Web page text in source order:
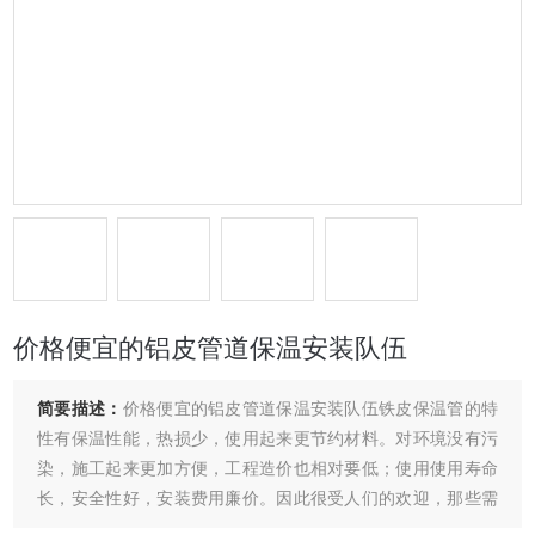
价格便宜的铝皮管道保温安装队伍
简要描述： 价格便宜的铝皮管道保温安装队伍铁皮保温管的特
性有保温性能，热损少，使用起来更节约材料。对环境没有污
染，施工起来更加方便，工程造价也相对要低；使用使用寿命
长，安全性好，安装费用廉价。因此很受人们的欢迎，那些需